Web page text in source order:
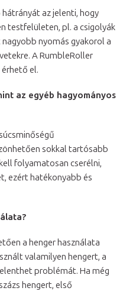
az jelenti, hogy
testfelületen, pl. a csigolyák
nyomás gyakorol a
A RumbleRoller
el.
az egyéb hagyományos
sokkal tartósabb
folyamatosan cserélni,
ezért hatékonyabb és
a henger használata
valamilyen hengert, a
problémát. Ha még
hengert, első